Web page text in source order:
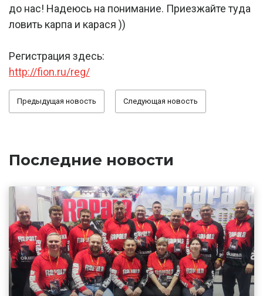
до нас! Надеюсь на понимание. Приезжайте туда
ловить карпа и карася ))
Регистрация здесь:
http://fion.ru/reg/
Предыдущая новость Следующая новость
Последние новости